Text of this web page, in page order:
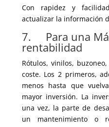
Con rapidez y
actualizar la información
7. Para una
rentabilidad
Rótulos, vinilos,
coste. Los 2 primeros,
menos hasta que
mayor inversión. La
una vez, la parte de
un mantenimiento o